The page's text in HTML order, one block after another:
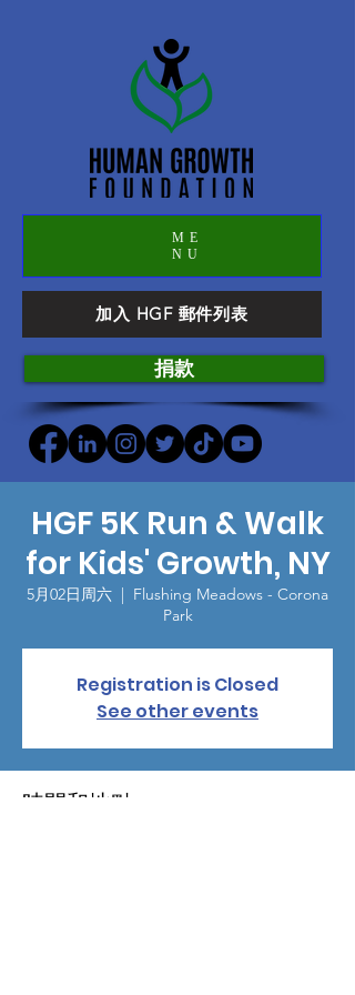
ME
NU
加入 HGF 郵件列表
捐款
HGF 5K Run & Walk
for Kids' Growth, NY
5月02日周六
  |
Flushing Meadows - Corona
Park
Registration is Closed
See other events
時間和地點